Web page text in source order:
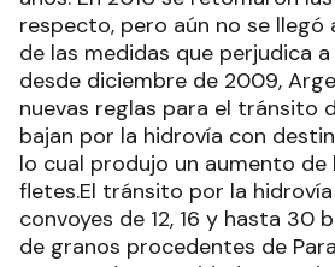
respecto, pero aún no se llegó
de las medidas que perjudica
desde diciembre de 2009,
nuevas reglas para el tránsito
bajan por la hidrovía con
lo cual produjo un aumento
fletes.El tránsito por la
convoyes de 12, 16 y hasta 30
de granos procedentes de